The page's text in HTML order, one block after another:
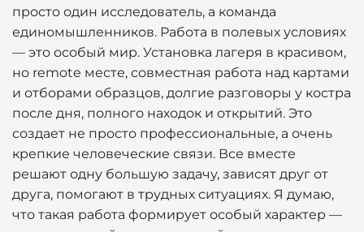
просто один исследователь, а команда
единомышленников. Работа в полевых условиях
— это особый мир. Установка лагеря в красивом,
но remote месте, совместная работа над картами
и отборами образцов, долгие разговоры у костра
после дня, полного находок и открытий. Это
создает не просто профессиональные, а очень
крепкие человеческие связи. Все вместе
решают одну большую задачу, зависят друг от
друга, помогают в трудных ситуациях. Я думаю,
что такая работа формирует особый характер —